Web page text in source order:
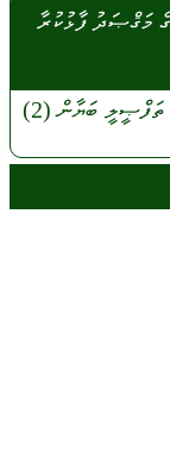
މަޤްޞަދު ފާޅުކުރާ
ތަފްޞީލީ ބަޔާން(2)